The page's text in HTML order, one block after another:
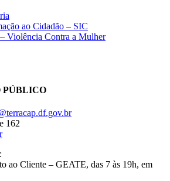
ao Cidadão – SIC
Violência Contra a Mulher
PÚBLICO
162
ao Cliente – GEATE, das 7 às 19h, em